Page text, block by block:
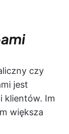
czy
jest
klientów. Im
większa